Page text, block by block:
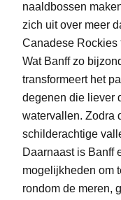
naaldbossen
zich uit over meer
Canadese Rockies
Wat Banff zo
transformeert het
degenen die liever
watervallen. Zodra
schilderachtige
Daarnaast is Banff
mogelijkheden om
rondom de meren,